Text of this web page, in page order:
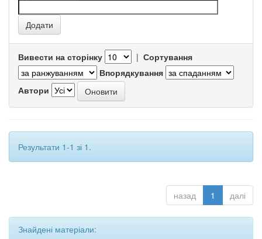
Вивести на сторінку | Сортування
Впорядкування
Автори
Результати 1-1 зі 1.
назад 1 далі
Знайдені матеріали: